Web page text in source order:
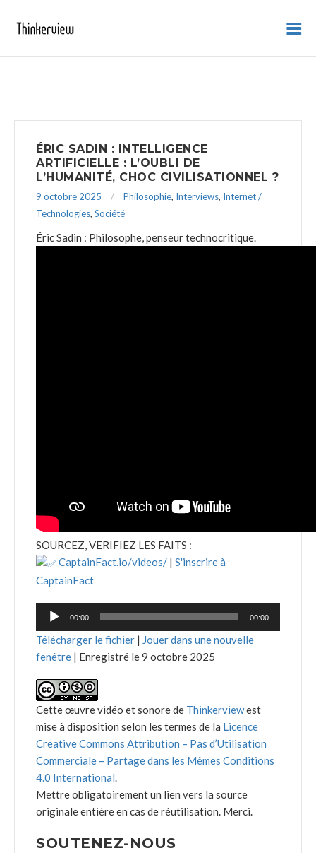
ÉRIC SADIN : INTELLIGENCE
ARTIFICIELLE : L’OUBLI DE
L’HUMANITÉ, CHOC CIVILISATIONNEL ?
9 octobre 2025 Philosophie, Interviews, Internet /
Technologies, Société
Éric Sadin : Philosophe, penseur technocritique.
SOURCEZ, VERIFIEZ LES FAITS :
CaptainFact.io/videos/ | S'inscrire à
CaptainFact
Lecteur
00:00 00:00
Télécharger le fichier | Jouer dans une nouvelle
fenêtre | Enregistré le 9 octobre 2025
Cette œuvre vidéo et sonore de Thinkerviewest
mise à disposition selon les termes de la Licence
Creative Commons Attribution – Pas d’Utilisation
Commerciale – Partage dans les Mêmes Conditions
4.0 International.
Mettre obligatoirement un lien vers la source
originale entière en cas de réutilisation. Merci.
SOUTENEZ-NOUS